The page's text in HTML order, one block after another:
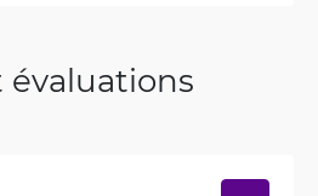
évaluations